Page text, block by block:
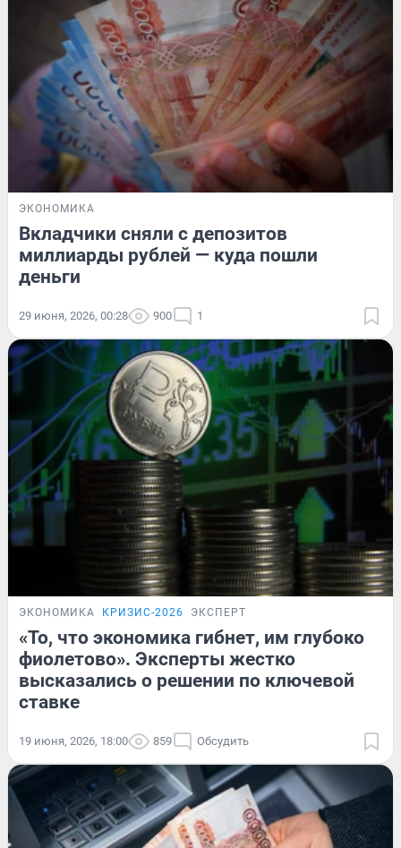
ЭКОНОМИКА
Вкладчики сняли с депозитов
миллиарды рублей — куда пошли
деньги
29 июня, 2026, 00:28 900 1
ЭКОНОМИКА КРИЗИС-2026 ЭКСПЕРТ
«То, что экономика гибнет, им глубоко
фиолетово». Эксперты жестко
высказались о решении по ключевой
ставке
19 июня, 2026, 18:00 859 Обсудить